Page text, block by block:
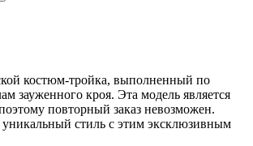
костюм-тройка, выполненный по
зауженного кроя. Эта модель является
повторный заказ невозможен.
стиль с этим эксклюзивным